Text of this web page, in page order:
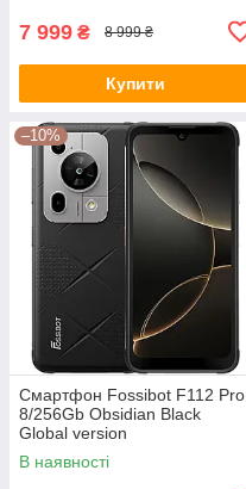
7 999 ₴ 8 999 ₴
Купити
–10%
Смартфон Fossibot F112 Pro
8/256Gb Obsidian Black
Global version
В наявності